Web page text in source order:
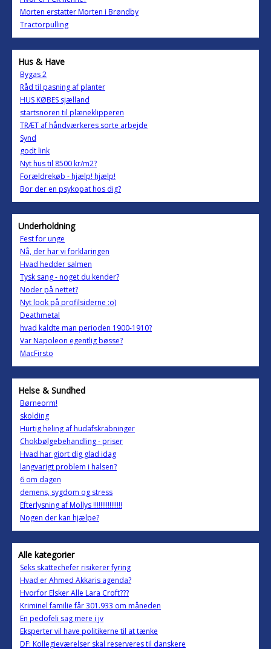
Morten erstatter Morten i Brøndby
Tractorpulling
Hus & Have
Bygas 2
Råd til pasning af planter
HUS KØBES sjælland
startsnoren til plæneklipperen
TRÆT af håndværkeres sorte arbejde
Synd
godt link
Nyt hus til 8500 kr/m2?
Forældrekøb - hjælp! hjælp!
Bor der en psykopat hos dig?
Underholdning
Fest for unge
Nå, der har vi forklaringen
Hvad hedder salmen
Tysk sang - noget du kender?
Noder på nettet?
Nyt look på profilsiderne :o)
Deathmetal
hvad kaldte man perioden 1900-1910?
Var Napoleon egentlig bøsse?
MacFirsto
Helse & Sundhed
Børneorm!
skolding
Hurtig heling af hudafskrabninger
Chokbølgebehandling - priser
Hvad har gjort dig glad idag
langvarigt problem i halsen?
6 om dagen
demens, sygdom og stress
Efterlysning af Mollys !!!!!!!!!!!!!!!!
Nogen der kan hjælpe?
Alle kategorier
Seks skattechefer risikerer fyring
Hvad er Ahmed Akkaris agenda?
Hvorfor Elsker Alle Lara Croft???
Kriminel familie får 301.933 om måneden
En pedofeli sag mere i jv
Eksperter vil have politikerne til at tænke
DF: Kollegieværelser skal reserveres til danskere